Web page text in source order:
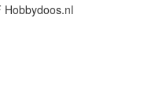
Hobbydoos.nl